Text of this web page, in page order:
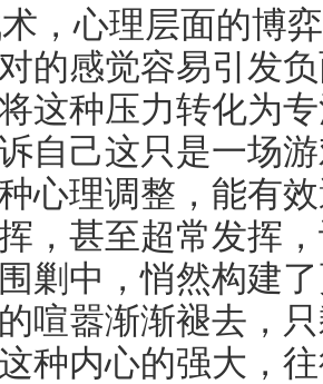
，心理层面的博
的感觉容易引发
这种压力转化为
自己这只是一场
心理调整，能有
，甚至超常发挥
剿中，悄然构建
喧嚣渐渐褪去，
种内心的强大，